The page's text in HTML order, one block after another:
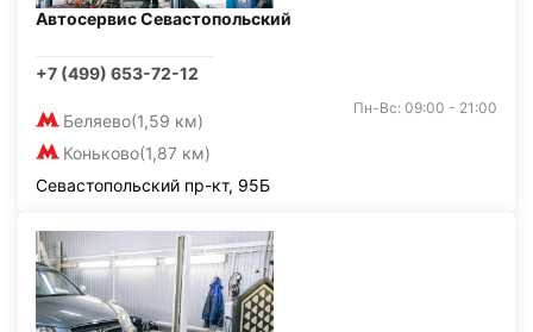
Автосервис Севастопольский
+7 (499) 653-72-12
Беляево(1,59 км)
Коньково(1,87 км)
Пн-Вс: 09:00 - 21:00
Севастопольский пр-кт, 95Б